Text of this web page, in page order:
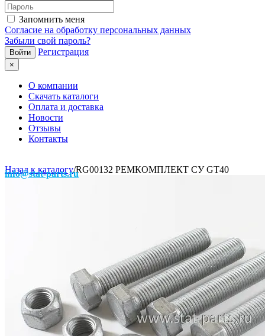
Запомнить меня
Согласие на обработку персональных данных
Забыли свой пароль?
Регистрация
×
О компании
Скачать каталоги
Оплата и доставка
Новости
Отзывы
Контакты
info@stat-parts.ru
Назад к каталогу/RG00132 РЕМКОМПЛЕКТ СУ GT40